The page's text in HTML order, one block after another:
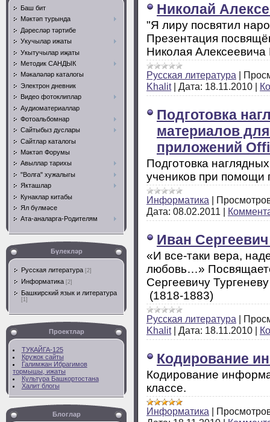
Баш бит
Мәктәп турында
Дәресләр тәртибе
Укучылар ижаты
Укытучылар иҗаты
Методик САНДЫК
Мәкаләләр каталогы
Электрон дневник
Видео фотоклиплар
Аудиоматериаллар
Фотоальбомнар
Сайтыбыз дуслары
Сайтлар каталогы
Мәктәп Форумы
Авыллар тарихы
"Волга" хужалыгы
Якташлар
Кунаклар китабы
Ял бүлмәсе
Ата-аналарга-Родителям
Бүлекләр
Русская литература [2]
Информатика [2]
Башкирский язык и литература
[1]
Проектлар
ТУКАЙГА-125
Кружок сайты
Галимжан Ибрагимов
тормышы, ижаты
Культура Башкортостана
Халит блогы
Блоглар
Николай
"Я лиру посвятил
Презентация
Николая Алексеевича
Русская литература |
Khalit| Дата: 18.11.2010 |
Подготовка
материалов
приложений
Подготовка
учеников при помощи
Информатика |
Дата: 08.02.2011 |
Иван
«И все-таки вера,
любовь…»
Сергеевичу Тургеневу
(1818-1883)
Русская литература |
Khalit| Дата: 18.11.2010 |
Кодирование
Кодирование
классе.
Информатика |